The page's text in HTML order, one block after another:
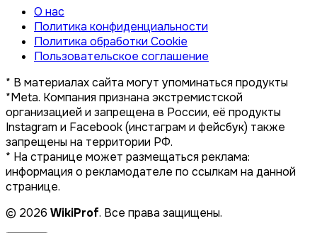
О нас
Политика конфиденциальности
Политика обработки Cookie
Пользовательское соглашение
* В материалах сайта могут упоминаться продукты
*Meta. Компания признана экстремистской
организацией и запрещена в России, её продукты
Instagram и Facebook (инстаграм и фейсбук) также
запрещены на территории РФ.
* На странице может размещаться реклама:
информация о рекламодателе по ссылкам на данной
странице.
© 2026 WikiProf. Все права защищены.